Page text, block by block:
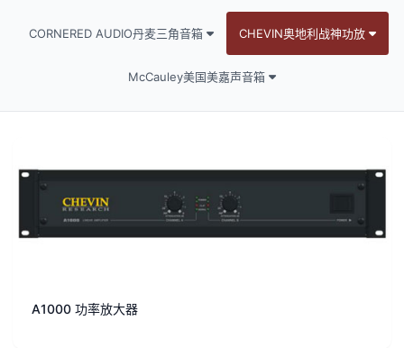
CORNERED AUDIO丹麦三角音箱 CHEVIN奥地利战神功放
McCauley美国美嘉声音箱
A1000 功率放大器